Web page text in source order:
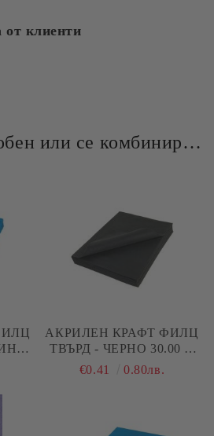
от клиенти
Продукта е подобен или се комбинира добре и със следните продукти :
СМ
АКРИЛЕН КРАФТ ФИЛЦ
ТВЪРД - ЧЕРНО 30.00 Х
20.00 СМ 2ММ
€0.41 0.80лв.